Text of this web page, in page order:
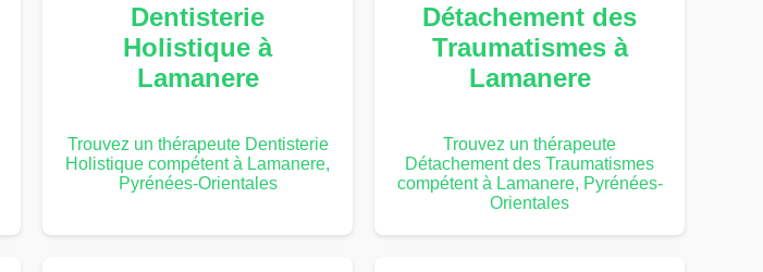
Dentisterie
Holistique à
Lamanere
Trouvez un thérapeute Dentisterie
Holistique compétent à Lamanere,
Pyrénées-Orientales
Détachement des
Traumatismes à
Lamanere
Trouvez un thérapeute
Détachement des Traumatismes
compétent à Lamanere, Pyrénées-
Orientales